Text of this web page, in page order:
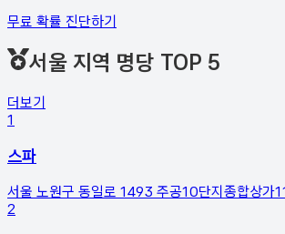
무료 확률 진단하기
서울 지역 명당 TOP 5
더보기
1
스파
서울 노원구 동일로 1493 주공10단지종합상가
2